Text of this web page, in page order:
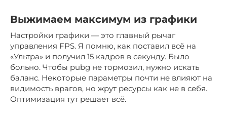
Выжимаем максимум из графики
Настройки графики — это главный рычаг
управления FPS. Я помню, как поставил всё на
«Ультра» и получил 15 кадров в секунду. Было
больно. Чтобы pubg не тормозил, нужно искать
баланс. Некоторые параметры почти не влияют на
видимость врагов, но жрут ресурсы как не в себя.
Оптимизация тут решает всё.